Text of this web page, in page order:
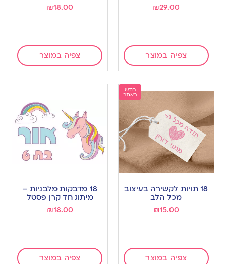
₪29.00
צפיה במוצר
₪18.00
צפיה במוצר
חדש
באתר
18 תויות לקשירה בעיצוב
מכל הלב
₪15.00
צפיה במוצר
18 מדבקות מלבניות –
מיתוג חד קרן פסטל
₪18.00
צפיה במוצר